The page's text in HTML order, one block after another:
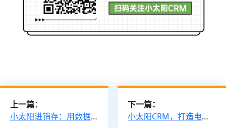
上一篇：
小太阳进销存：用数据驱动销售预测与策略制定
下一篇：
小太阳CRM，打造电商行业的客户高粘性与业务高效益！